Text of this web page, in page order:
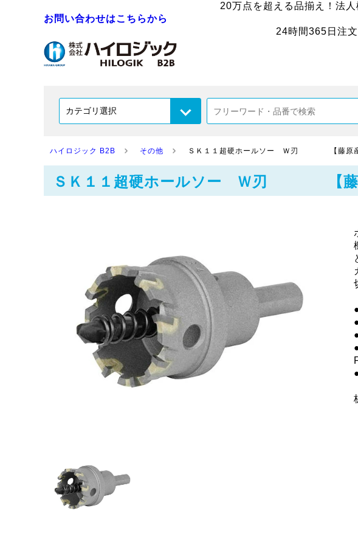
20万点を超える品揃え！法
お問い合わせはこちらから
24時間365日注
ハイロジック B2B その他 ＳＫ１１超硬ホールソー Ｗ刃 【藤原産
ＳＫ１１超硬ホールソー Ｗ刃 【藤